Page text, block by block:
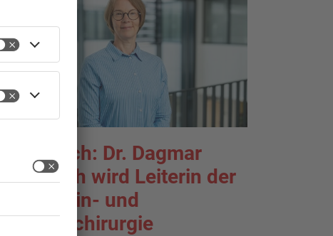
Erlenbach: Dr. Dagmar
Sohlbach wird Leiterin der
Allgemein- und
Viszeralchirurgie